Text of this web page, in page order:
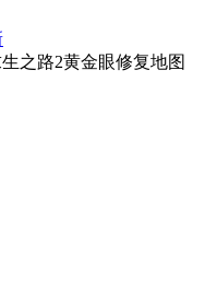
之路2黄金眼修复地图